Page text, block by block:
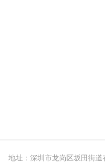
地址：深圳市龙岗区坂田街